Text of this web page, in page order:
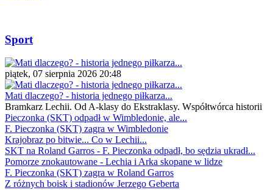
Sport
piątek, 07 sierpnia 2026 20:48
Mati dlaczego? - historia jednego piłkarza...
Bramkarz Lechii. Od A-klasy do Ekstraklasy. Współtwórca historii
Pieczonka (SKT) odpadł w Wimbledonie, ale...
F. Pieczonka (SKT) zagra w Wimbledonie
Krajobraz po bitwie... Co w Lechii...
SKT na Roland Garros - F. Pieczonka odpadł, bo sędzia ukradł...
Pomorze znokautowane - Lechia i Arka skopane w lidze
F. Pieczonka (SKT) zagra w Roland Garros
Z różnych boisk i stadionów Jerzego Geberta